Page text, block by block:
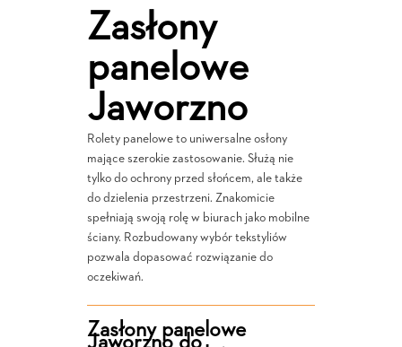
Zasłony
panelowe
Jaworzno
Rolety panelowe to uniwersalne osłony
mające szerokie zastosowanie. Służą nie
tylko do ochrony przed słońcem, ale także
do dzielenia przestrzeni. Znakomicie
spełniają swoją rolę w biurach jako mobilne
ściany. Rozbudowany wybór tekstyliów
pozwala dopasować rozwiązanie do
oczekiwań.
Zasłony panelowe
Jaworzno do